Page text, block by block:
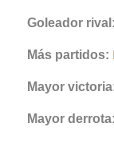
Goleador rival:
Más partidos:
Mayor
Mayor derrota: